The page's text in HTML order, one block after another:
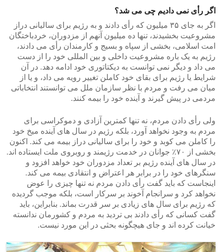
اگر رأی نمی دادیم چی می شد؟
اگر به جای ۳۵ میلیون که رأی دادند و به رژیم برای سالیانی دراز
مشروعیت بخشیدند، تنها ده میلیون آنهم از مزدوران، خردباختگان
امت اسلامی، بخشی از سپاه و بسیج و کارمندان رأی می دادند،
رژیم به یک باره مشروعیت داخلی و بین المللی خود را از دست
می داد و دیگر نمی توانست به دیکتاتوری خود ادامه دهد. در آن
شرایط یا رژیم برای بقای خود کاملن تغییر رویه می داد، و یا از
میان می رفت و مردم با نظر سازمان ملل می توانستند انتخاباتی
مردمی در پیش گیرند و آینده خود را بیمه کنند.
ولی رأی دادن مردم، نه تنها کمترین آزادی و دموکراسی برای
مردم به وجود نخواهد آورد، بلکه رژیم در سال های آینده میخ خود
را کاملن می کوبد و خود را برای سالیانی دراز بیمه می کند. اکنون
بخشی از ۷۰٪ جوانان در خدمت رژیمند و روبروی ملت ایستاده اند.
در سال های آینده رژیم بر تعداد مزدوران خود خواهد افزود و
سنگرهای خود را در برابر هر اعتراض و انتقادی بیمه می کند.
اینجاست که باید گفت رأی دادن مردم نه تنها چیزی را عوض
نخواهد کرد و سرانجام آخوند بر سرکار است، بلکه موجب گردیده
که رژیم برای سال های زیادی بر سر قدرت بماند. بنابراین، باید
گفت کسانی که رأی دادند بی تردید به مردم و کشورمان ندانسته
خیانت کرده اند و جای هیچگونه بحثی در این مورد نیست.